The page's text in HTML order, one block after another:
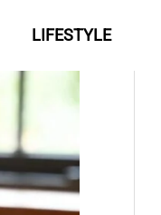
LIFESTYLE